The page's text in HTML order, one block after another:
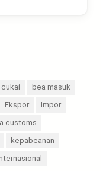
cukai
bea masuk
Ekspor
Impor
customs
kepabeanan